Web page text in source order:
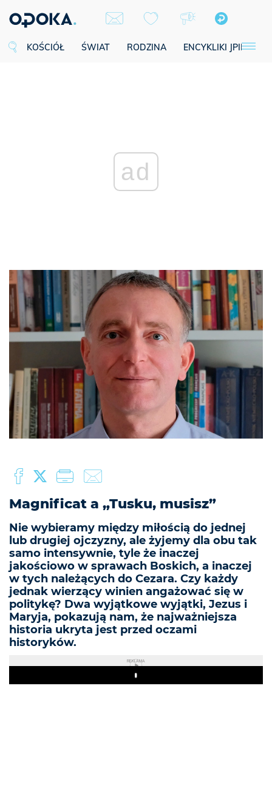
KOŚCIÓŁ ŚWIAT RODZINA ENCYKLIKI JPII
ad
Magnificat a „Tusku, musisz”
Nie wybieramy między miłością do jednej
lub drugiej ojczyzny, ale żyjemy dla obu tak
samo intensywnie, tyle że inaczej
jakościowo w sprawach Boskich, a inaczej
w tych należących do Cezara. Czy każdy
jednak wierzący winien angażować się w
politykę? Dwa wyjątkowe wyjątki, Jezus i
Maryja, pokazują nam, że najważniejsza
historia ukryta jest przed oczami
historyków.
REKLAMA
Play